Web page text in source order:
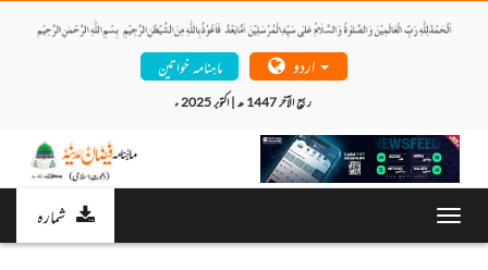
ماہنامہ خواتین
شمارہ